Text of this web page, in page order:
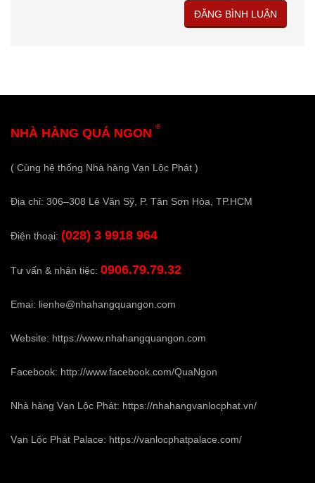
NHÀ HÀNG QUÁ NGON ®
( Cùng hệ thống Nhà hàng Vạn Lộc Phát )
Địa chỉ: 306–308 Lê Văn Sỹ, P. Tân Sơn Hòa, TP.HCM
Điện thoại: (028) 3 9918 964
Tư vấn & nhận tiệc: 0906.79.79.32
Emai: lienhe@nhahangquangon.com
Website: https://www.nhahangquangon.com
Facebook: http://www.facebook.com/QuaNgon
Nhà hàng Vạn Lộc Phát: https://nhahangvanlocphat.vn/
Vạn Lộc Phát Palace: https://vanlocphatpalace.com/